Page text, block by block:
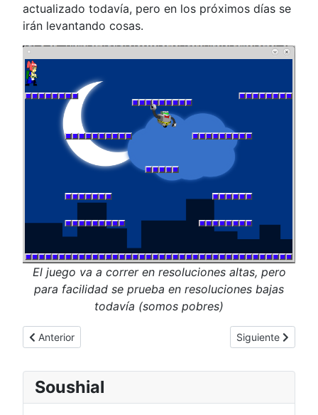
actualizado todavía, pero en los próximos días se
irán levantando cosas.
El juego va a correr en resoluciones altas, pero
para facilidad se prueba en resoluciones bajas
todavía (somos pobres)
Artículo anterior: [PC] Duckstation, emu de psx
Anterior Artículo
Siguiente
Soushial